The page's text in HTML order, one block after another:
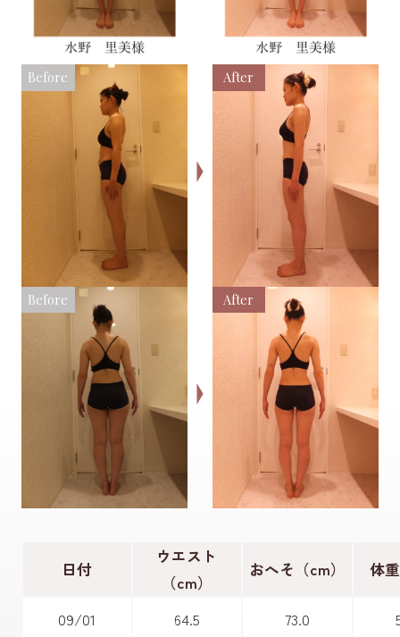
Before After
Before After
日付
ウエスト
（cm）
おへそ（cm） 体
09/01 64.5 73.0